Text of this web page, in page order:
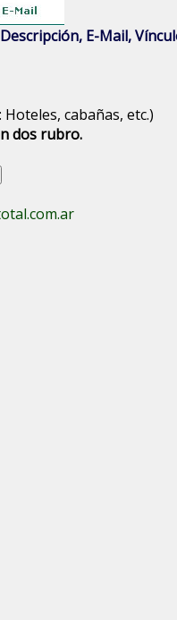
E-Mail,
cabañas, etc.)
dos rubro.